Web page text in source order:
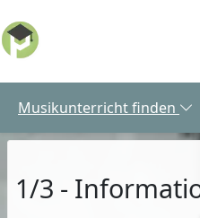
Musikunterricht finden
1/3 -